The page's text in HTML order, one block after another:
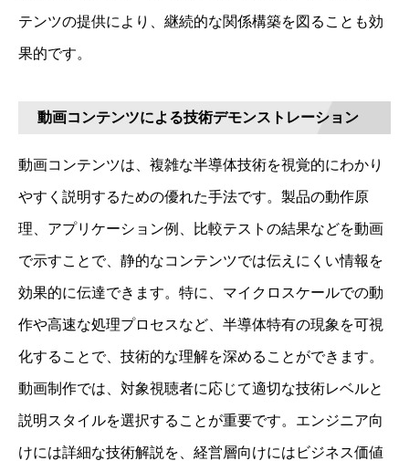
テンツの提供により、継続的な関係構築を図ることも効
果的です。
動画コンテンツによる技術デモンストレーション
動画コンテンツは、複雑な半導体技術を視覚的にわかり
やすく説明するための優れた手法です。製品の動作原
理、アプリケーション例、比較テストの結果などを動画
で示すことで、静的なコンテンツでは伝えにくい情報を
効果的に伝達できます。特に、マイクロスケールでの動
作や高速な処理プロセスなど、半導体特有の現象を可視
化することで、技術的な理解を深めることができます。
動画制作では、対象視聴者に応じて適切な技術レベルと
説明スタイルを選択することが重要です。エンジニア向
けには詳細な技術解説を、経営層向けにはビジネス価値